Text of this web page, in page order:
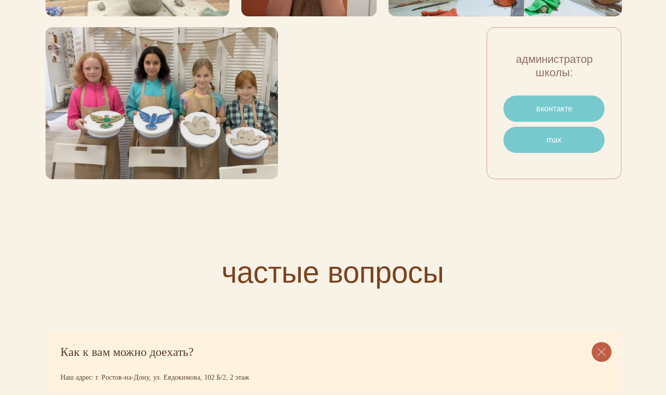
max
администратор
школы:
вконтакте
частые вопросы
Как к вам можно доехать?
Наш адрес: г. Ростов-на-Дону, ул. Евдокимова, 102 Б/2, 2 этаж